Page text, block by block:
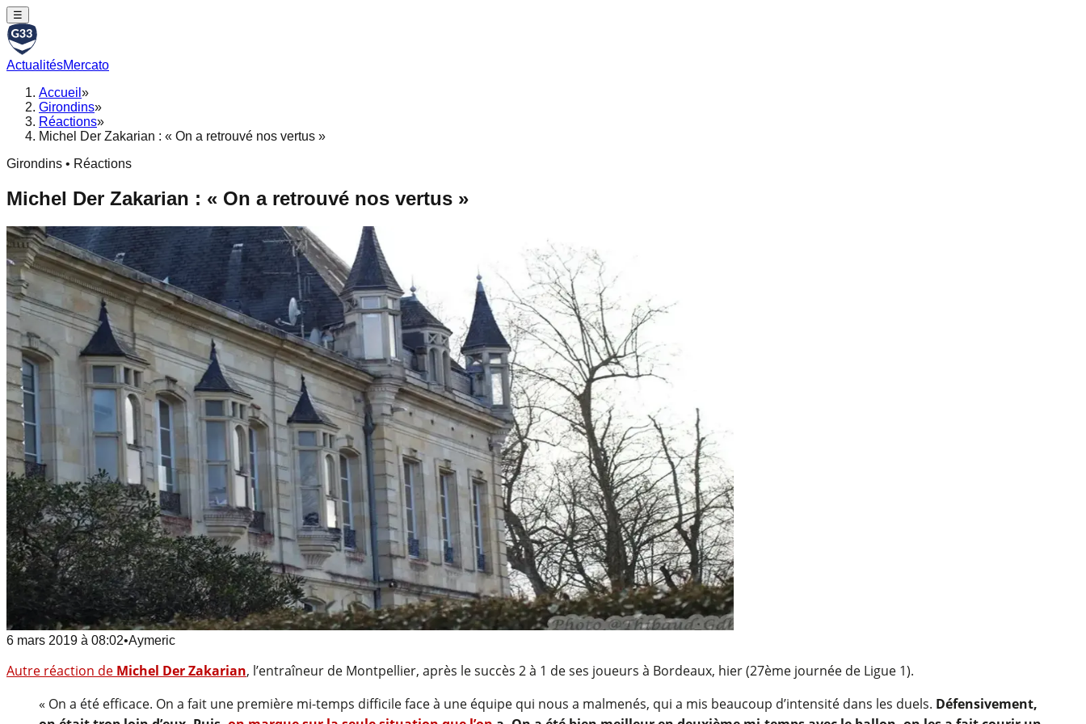
☰
ActualitésMercato
Accueil »
Girondins»
Réactions»
Michel Der Zakarian : « On a retrouvé nos vertus »
Girondins • Réactions
Michel Der Zakarian : « On a retrouvé nos vertus »
6 mars 2019 à 08:02•Aymeric
Autre réaction de Michel Der Zakarian, l’entraîneur de Montpellier, après le succès 2 à 1 de ses joueurs à Bordeaux, hier (27ème journée de Ligue 1).
« On a été efficace. On a fait une première mi-temps difficile face à une équipe qui nous a malmenés, qui a mis beaucoup d’intensité dans les duels. Défensivement,